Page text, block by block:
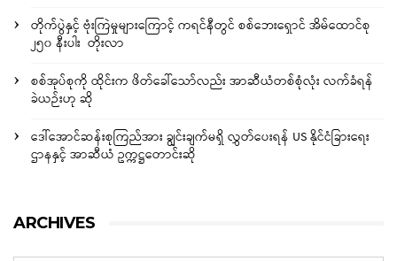
တိုက်ပွဲနှင့် ဗုံးကြဲမှုများကြောင့် ကရင်နီတွင် စစ်ဘေးရှောင် အိမ်ထောင်စု
၂၅၀ နီးပါး တိုးလာ
စစ်အုပ်စုကို ထိုင်းက ဖိတ်ခေါ်သော်လည်း အာဆီယံတစ်စုံလုံး လက်ခံရန်
ခဲယဉ်းဟု ဆို
ဒေါ်အောင်ဆန်းစုကြည်အား ချွင်းချက်မရှိ လွှတ်ပေးရန် US နိုင်ငံခြားရေး
ဌာနနှင့် အာဆီယံ ဥက္ကဋ္ဌတောင်းဆို
ARCHIVES